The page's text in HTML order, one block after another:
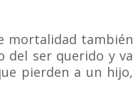
mortalidad también
del ser querido y va
pierden a un hijo,